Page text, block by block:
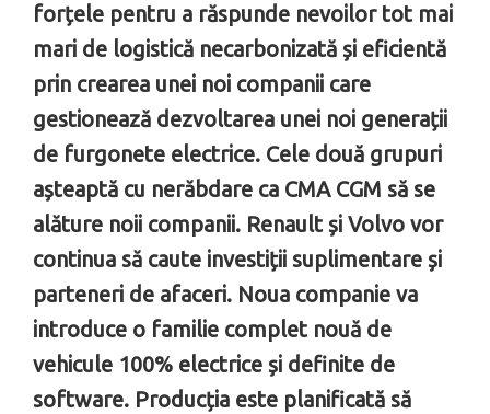
forțele pentru a răspunde nevoilor tot mai
mari de logistică necarbonizată și eficientă
prin crearea unei noi companii care
gestionează dezvoltarea unei noi generații
de furgonete electrice. Cele două grupuri
așteaptă cu nerăbdare ca CMA CGM să se
alăture noii companii. Renault și Volvo vor
continua să caute investiții suplimentare și
parteneri de afaceri. Noua companie va
introduce o familie complet nouă de
vehicule 100% electrice și definite de
software. Producția este planificată să